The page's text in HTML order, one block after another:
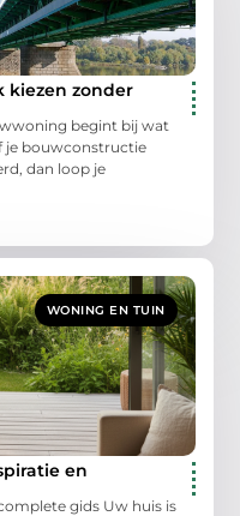
kiezen zonder
begint bij wat
je bouwconstructie
dan loop je
WONING EN TUIN
en
gids Uw huis is